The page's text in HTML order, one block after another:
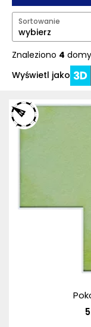
Sortowanie
wybierz
Znaleziono 4 domy
Wyświetl jako
5